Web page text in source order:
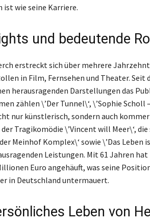
wie seine Karriere.
und bedeutende
erstreckt sich über mehrere
in Film, Fernsehen und Theater. Seit
herausragenden Darstellungen das
zählen \’Der Tunnel\‘, \’Sophie Scholl
nur künstlerisch, sondern auch
Tragikomödie \’Vincent will Meer\‘,
Meinhof Komplex\‘ sowie \’Das Leben
Leistungen. Mit 61 Jahren hat
Euro angehäuft, was seine
in Deutschland untermauert.
Leben von